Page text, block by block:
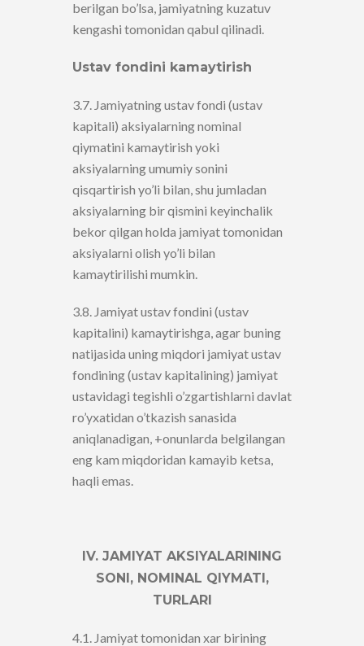
berilgan bo’lsa, jamiyatning kuzatuv
kengashi tomonidan qabul qilinadi.
Ustav fondini kamaytirish
3.7. Jamiyatning ustav fondi (ustav
kapitali) aksiyalarning nominal
qiymatini kamaytirish yoki
aksiyalarning umumiy sonini
qisqartirish yo’li bilan, shu jumladan
aksiyalarning bir qismini keyinchalik
bekor qilgan holda jamiyat tomonidan
aksiyalarni olish yo’li bilan
kamaytirilishi mumkin.
3.8. Jamiyat ustav fondini (ustav
kapitalini) kamaytirishga, agar buning
natijasida uning miqdori jamiyat ustav
fondining (ustav kapitalining) jamiyat
ustavidagi tegishli o’zgartishlarni davlat
ro’yxatidan o’tkazish sanasida
aniqlanadigan, +onunlarda belgilangan
eng kam miqdoridan kamayib ketsa,
haqli emas.
IV. JAMIYAT AKSIYALARINING
SONI, NOMINAL QIYMATI,
TURLARI
4.1. Jamiyat tomonidan xar birining